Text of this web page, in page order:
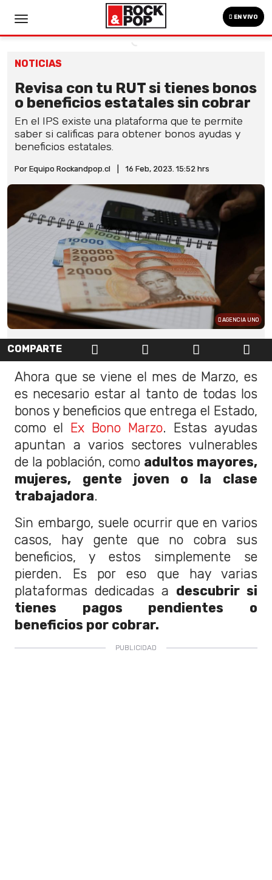
EN VIVO
NOTICIAS
Revisa con tu RUT si tienes bonos
o beneficios estatales sin cobrar
En el IPS existe una plataforma que te permite
saber si calificas para obtener bonos ayudas y
beneficios estatales.
Por Equipo Rockandpop.cl 16 Feb, 2023. 15:52 hrs
AGENCIA UNO
COMPARTE
Ahora que se viene el mes de Marzo, es
es necesario estar al tanto de todas los
bonos y beneficios que entrega el Estado,
como el Ex Bono Marzo. Estas ayudas
apuntan a varios sectores vulnerables
de la población, como adultos mayores,
mujeres, gente joven o la clase
trabajadora.
Sin embargo, suele ocurrir que en varios
casos, hay gente que no cobra sus
beneficios, y estos simplemente se
pierden. Es por eso que hay varias
plataformas dedicadas a descubrir si
tienes pagos pendientes o
beneficios por cobrar.